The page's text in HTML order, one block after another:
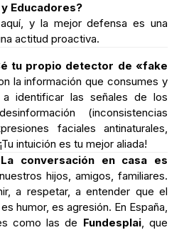
Educadores?
y la mejor defensa es una
actitud proactiva.
tu propio detector de «fake
la información que consumes y
a identificar las señales de los
(inconsistencias
faciales antinaturales,
intuición es tu mejor aliada!
La conversación en casa es
hijos, amigos, familiares.
a respetar, a entender que el
humor, es agresión. En España,
como las de Fundesplai, que